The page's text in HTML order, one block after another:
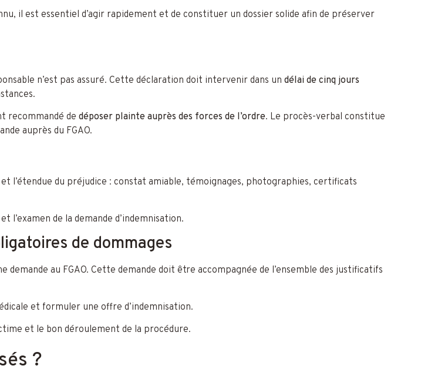
il est essentiel d’agir rapidement et de constituer un dossier solide afin de préserver
n’est pas assuré. Cette déclaration doit intervenir dans un délai de cinq jours
recommandé de déposer plainte auprès des forces de l’ordre. Le procès-verbal constitue
auprès du FGAO.
l’étendue du préjudice : constat amiable, témoignages, photographies, certificats
l’examen de la demande d’indemnisation.
de dommages
au FGAO. Cette demande doit être accompagnée de l’ensemble des justificatifs
et formuler une offre d’indemnisation.
et le bon déroulement de la procédure.
?